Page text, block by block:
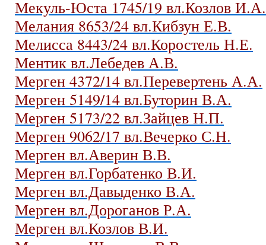
Мекуль-Юста 1745/19 вл.Козлов И.А.
Мелания 8653/24 вл.Кибзун Е.В.
Мелисса 8443/24 вл.Коростель Н.Е.
Ментик вл.Лебедев А.В.
Мерген 4372/14 вл.Перевертень А.А.
Мерген 5149/14 вл.Буторин В.А.
Мерген 5173/22 вл.Зайцев Н.П.
Мерген 9062/17 вл.Вечерко С.Н.
Мерген вл.Аверин В.В.
Мерген вл.Горбатенко В.И.
Мерген вл.Давыденко В.А.
Мерген вл.Дороганов Р.А.
Мерген вл.Козлов В.И.